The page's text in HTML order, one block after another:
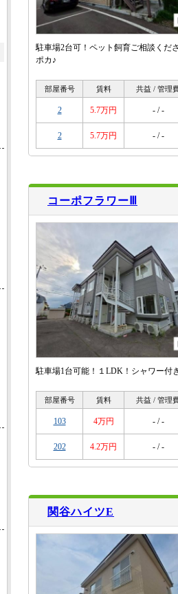
駐車場2台可！ペット飼育ご相談くだ
ポカ♪
部屋番号 賃料 共益 / 管理
2 5.7万円 - / -
2 5.7万円 - / -
コーポフラワーⅢ
駐車場1台可能！１LDK！シャワー付
部屋番号 賃料 共益 / 管理
103 4万円 - / -
202 4.2万円 - / -
関谷ハイツE